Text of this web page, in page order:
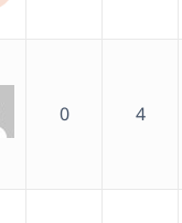
0 4